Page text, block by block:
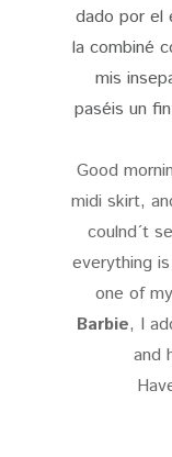
dado por el
la combiné
mis
paséis un
Good
midi skirt,
coulnd´t
everything
one of
Barbie, I
and